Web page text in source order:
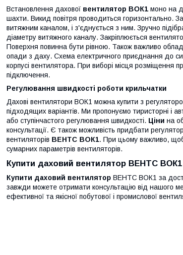
Встановлення дахової вентилятор ВОК1 моно на
шахти. Викид повітря проводиться горизонтально.
витяжним каналом, і з'єднується з ним. Зручно
діаметру витяжного каналу. Закріплюється
Поверхня повинна бути рівною. Також важливо
опади з даху. Схема електричного приєднання до
корпусі вентилятора. При виборі місця розміщення
підключення.
Регулювання швидкості роботи крильчатки
Дахові вентилятори ВОК1 можна купити з
підходящих варіантів. Ми пропонуємо тиристорні і
або ступінчастого регулювання швидкості. Ціни на
консультації. Є також можливість придбати
вентиляторів ВЕНТС ВОК1. При цьому важливо, щоб
сумарних параметрів вентиляторів.
Купити даховий вентилятор ВЕНТС ВОК1
Купити даховий вентилятор ВЕНТС ВОК1 за
завжди можете отримати консультацію від нашого
ефективної та якісної побутової і промислової